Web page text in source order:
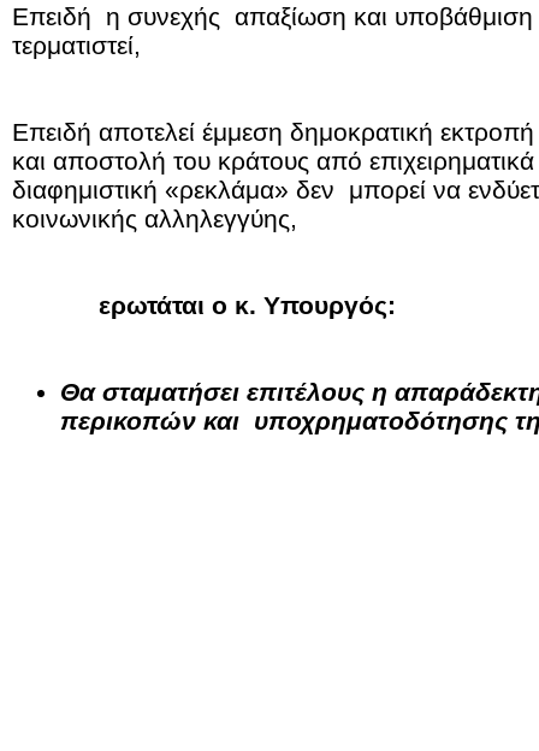
Επειδή η συνεχής απαξίωση και υποβάθμιση
τερματιστεί,
Επειδή αποτελεί έμμεση δημοκρατική
και αποστολή του κράτους από
διαφημιστική «ρεκλάμα» δεν μπορεί να
κοινωνικής αλληλεγγύης,
ερωτάται ο κ. Υπουργός:
Θα σταματήσει επιτέλους η
περικοπών και υποχρηματοδότησης